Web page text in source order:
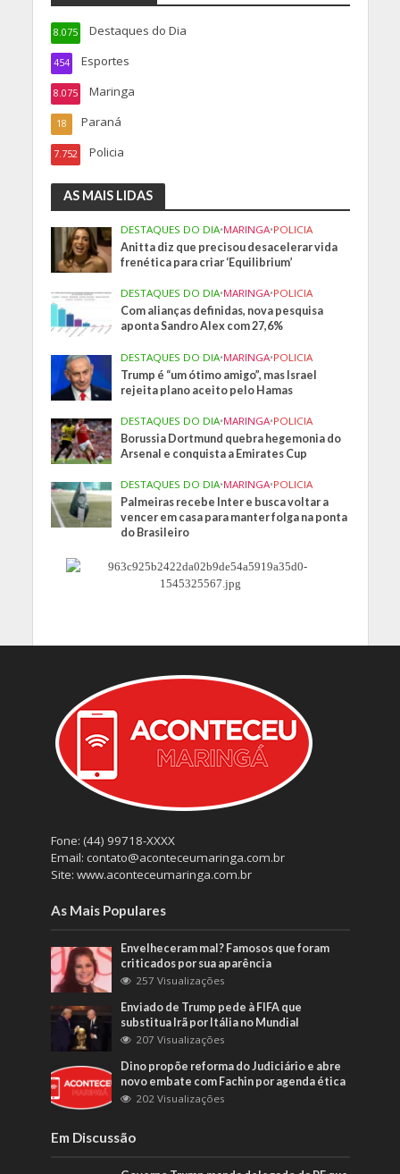
Destaques do Dia
8.075
Esportes
454
Maringa
8.075
Paraná
18
Policia
7.752
AS MAIS LIDAS
DESTAQUES DO DIA•MARINGA•POLICIA
Anitta diz que precisou desacelerar vida
frenética para criar ‘Equilibrium’
DESTAQUES DO DIA•MARINGA•POLICIA
Com alianças definidas, nova pesquisa
aponta Sandro Alex com 27,6%
DESTAQUES DO DIA•MARINGA•POLICIA
Trump é “um ótimo amigo”, mas Israel
rejeita plano aceito pelo Hamas
DESTAQUES DO DIA•MARINGA•POLICIA
Borussia Dortmund quebra hegemonia do
Arsenal e conquista a Emirates Cup
DESTAQUES DO DIA•MARINGA•POLICIA
Palmeiras recebe Inter e busca voltar a
vencer em casa para manter folga na ponta
do Brasileiro
Fone: (44) 99718-XXXX
Email: contato@aconteceumaringa.com.br
Site: www.aconteceumaringa.com.br
As Mais Populares
Envelheceram mal? Famosos que foram
criticados por sua aparência
257 Visualizações
Enviado de Trump pede à FIFA que
substitua Irã por Itália no Mundial
207 Visualizações
Dino propõe reforma do Judiciário e abre
novo embate com Fachin por agenda ética
202 Visualizações
Em Discussão